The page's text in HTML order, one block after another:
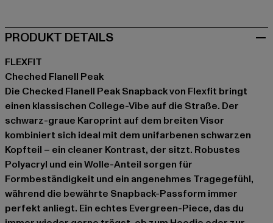
PRODUKT DETAILS
FLEXFIT
Cheched Flanell Peak
Die Checked Flanell Peak Snapback von Flexfit bringt
einen klassischen College-Vibe auf die Straße. Der
schwarz-graue Karoprint auf dem breiten Visor
kombiniert sich ideal mit dem unifarbenen schwarzen
Kopfteil – ein cleaner Kontrast, der sitzt. Robustes
Polyacryl und ein Wolle-Anteil sorgen für
Formbeständigkeit und ein angenehmes Tragegefühl,
während die bewährte Snapback-Passform immer
perfekt anliegt. Ein echtes Evergreen-Piece, das du